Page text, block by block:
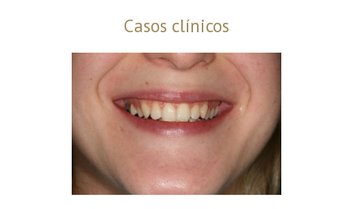
Casos clínicos